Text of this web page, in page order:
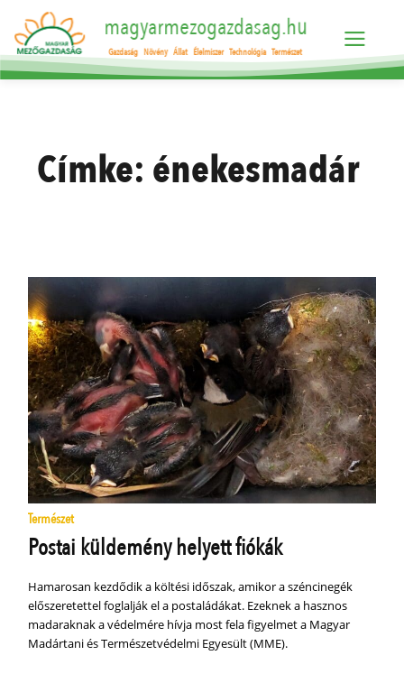
magyarmezogazdasag.hu
Gazdaság Növény Állat Élelmiszer Technológia Természet
Címke: énekesmadár
Természet
Postai küldemény helyett fiókák
Hamarosan kezdődik a költési időszak, amikor a széncinegék
előszeretettel foglalják el a postaládákat. Ezeknek a hasznos
madaraknak a védelmére hívja most fela figyelmet a Magyar
Madártani és Természetvédelmi Egyesült (MME).